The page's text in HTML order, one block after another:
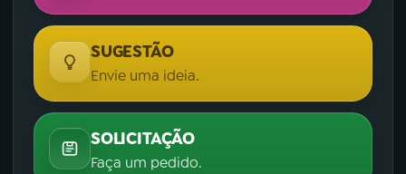
SUGESTÃO
Envie uma ideia.
SOLICITAÇÃO
Faça um pedido.